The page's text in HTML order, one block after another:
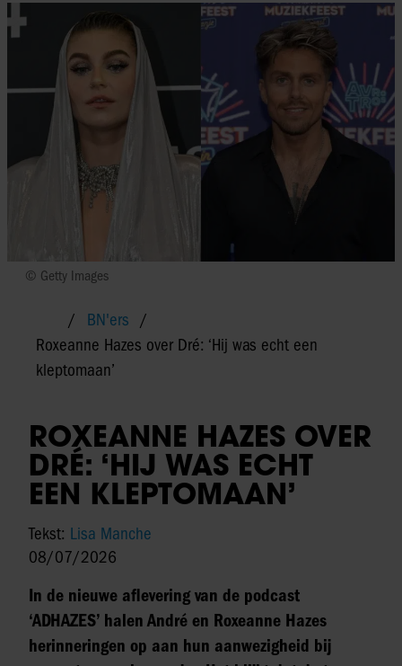
© Getty Images
BN'ers
Roxeanne Hazes over Dré: ‘Hij was echt een
kleptomaan’
ROXEANNE HAZES OVER
DRÉ: ‘HIJ WAS ECHT
EEN KLEPTOMAAN’
Tekst: Lisa Manche
08/07/2026
In de nieuwe aflevering van de podcast
‘ADHAZES’ halen André en Roxeanne Hazes
herinneringen op aan hun aanwezigheid bij